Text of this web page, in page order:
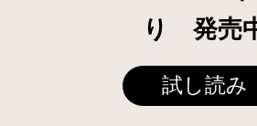
り 発売
試し読み